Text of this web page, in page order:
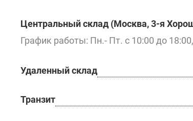
Центральный склад (Москва, 3-я
График работы: Пн.- Пт. с 10:00 до
Удаленный склад
Транзит